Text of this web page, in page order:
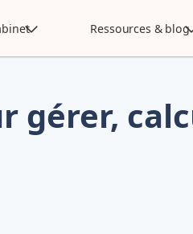
Ressources & blog
gérer,